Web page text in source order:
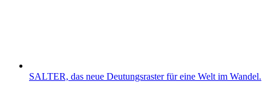
SALTER, das neue Deutungsraster für eine Welt im Wandel.